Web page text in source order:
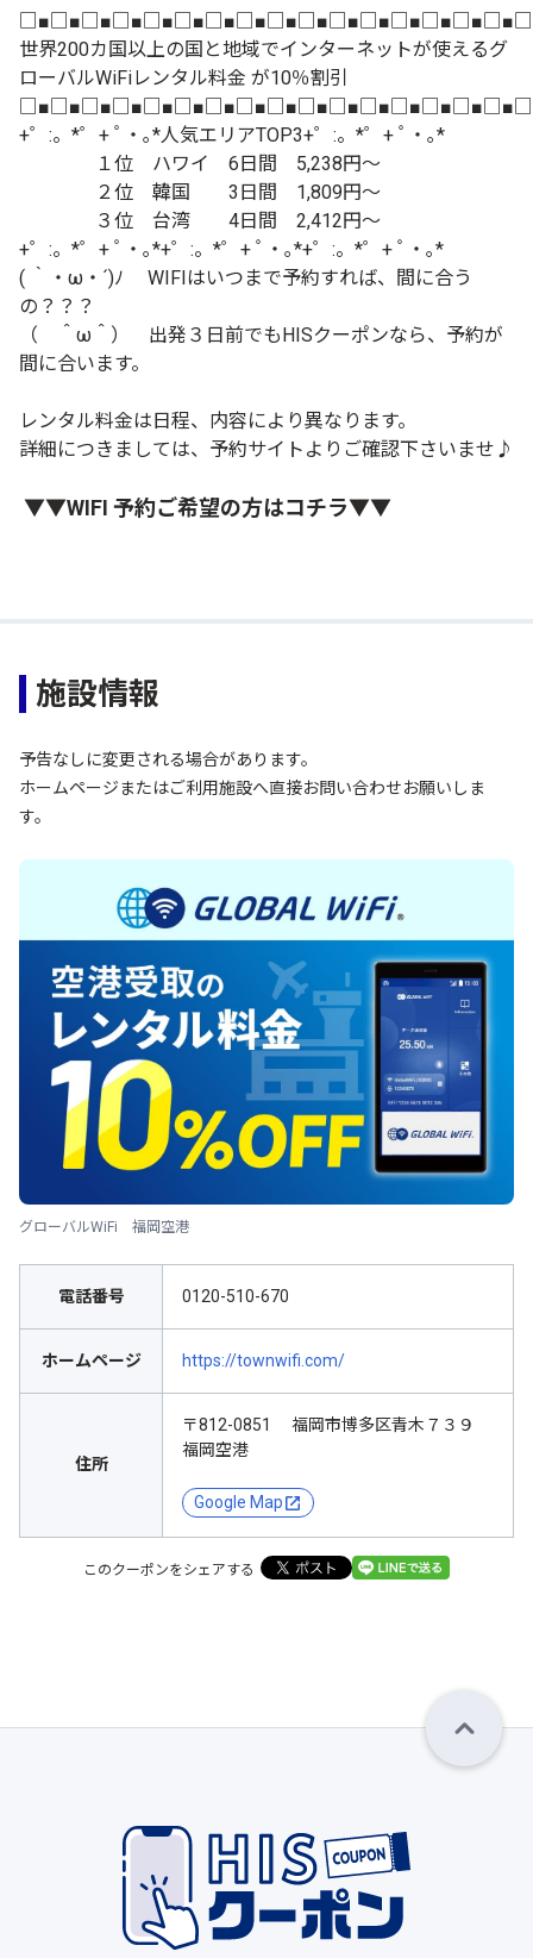
世界200カ国以上の国と地域でインターネットが使えるグ
ローバルWiFiレンタル料金 が10％割引
+゜:。*゜+ ﾟ・｡*人気エリアTOP3+゜:。*゜+ ﾟ・｡*
１位 ハワイ 6日間 5,238円～
２位 韓国 3日間 1,809円～
３位 台湾 4日間 2,412円～
+゜:。*゜+ ﾟ・｡*+゜:。*゜+ ﾟ・｡*+゜:。*゜+ ﾟ・｡*
( ｀・ω・´)ﾉ WIFIはいつまで予約すれば、間に合う
の？？？
（ ＾ω＾） 出発３日前でもHISクーポンなら、予約が
間に合います。
レンタル料金は日程、内容により異なります。
詳細につきましては、予約サイトよりご確認下さいませ♪
▼▼WIFI 予約ご希望の方はコチラ▼▼
施設情報
予告なしに変更される場合があります。
ホームページまたはご利用施設へ直接お問い合わせお願いしま
す。
グローバルWiFi 福岡空港
電話番号 0120-510-670
ホームページ https://townwifi.com/
住所
〒812-0851 福岡市博多区青木７３９
福岡空港
Google Map
このクーポンをシェアする